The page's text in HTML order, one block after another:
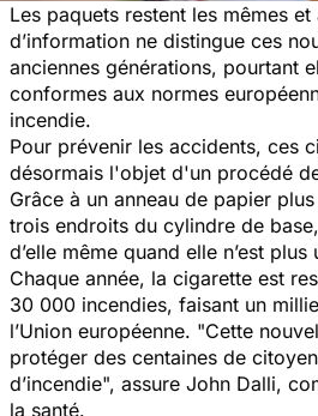
Les paquets restent les mêmes
d’information ne distingue ces
anciennes générations, pourtant
conformes aux normes
incendie.
Pour prévenir les accidents, ces
désormais l'objet d'un procédé
Grâce à un anneau de papier
trois endroits du cylindre de
d’elle même quand elle n’est plus
Chaque année, la cigarette est
30 000 incendies, faisant un
l’Union européenne. "Cette
protéger des centaines de
d’incendie", assure John Dalli,
la santé.